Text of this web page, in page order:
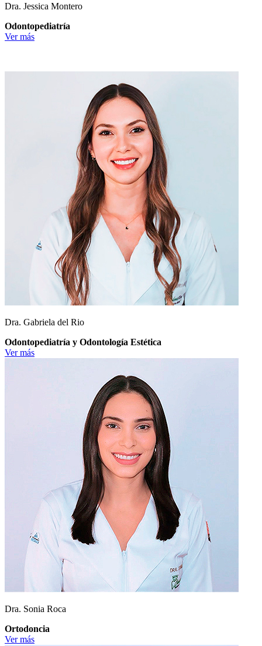
Dra. Jessica Montero
Odontopediatría
Ver más
Dra. Gabriela del Rio
Odontopediatría y Odontología Estética
Ver más
Dra. Sonia Roca
Ortodoncia
Ver más